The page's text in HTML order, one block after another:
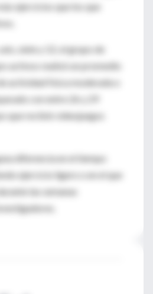
ejercicios que los que
siete y 12, el grupo de
activos realizó un promedio
actividad física moderada o
con entre 26 y 29
que recibió videojuegos
diferencia en el tiempo
ejercicio ligero o en el que
las semanas